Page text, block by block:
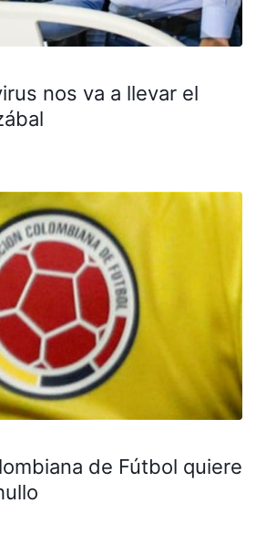
nos va a llevar el
de Fútbol quiere